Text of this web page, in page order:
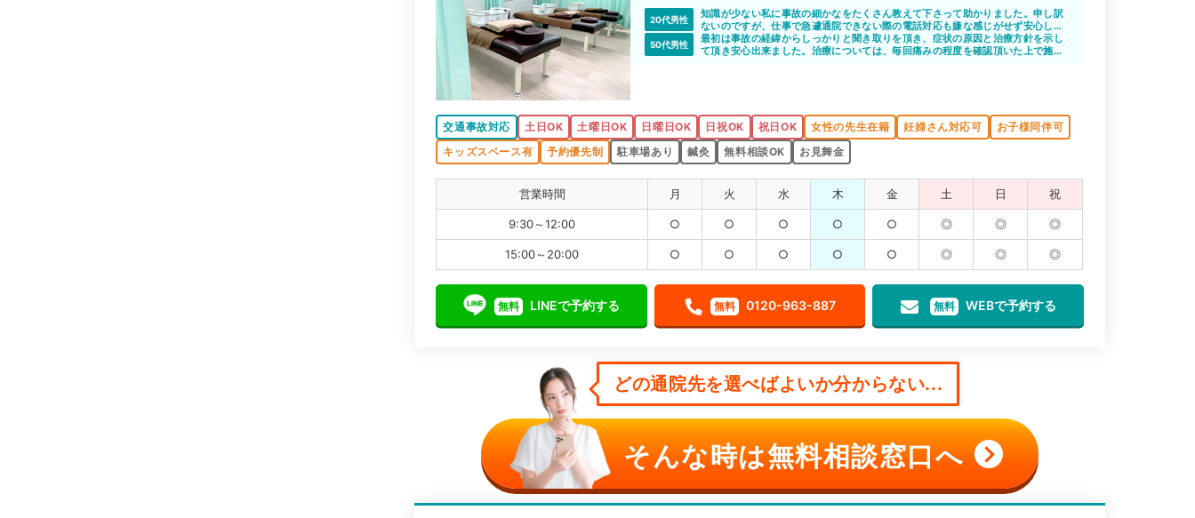
20代男性
知識が少ない私に事故の細かなをたくさん教えて下さって助かりました。申し訳
ないのですが、仕事で急遽通院できない際の電話対応も嫌な感じがせず安心しま
した。いつも暖かい毛布をかけて下さって、マッサージで痛みもですが、安心し
て寝てしまう事が多く事故でのストレスも緩和されてます。
50代男性
最初は事故の経緯からしっかりと聞き取りを頂き、症状の原因と治療方針を示し
て頂き安心出来ました。治療については、毎回痛みの程度を確認頂いた上で施術
交通事故対応 土日OK 土曜日OK 日曜日OK 日祝OK 祝日OK 女性の先生在籍 妊婦さん対応可
お子様同伴可
キッズスペース有
予約優先制 駐車場あり 鍼灸 無料相談OK お見舞金
営業時間 月 火 水 木 金 土 日 祝
9:30～12:00 ○ ○ ○ ○ ○ ◎ ◎ ◎
15:00～20:00 ○ ○ ○ ○ ○ ◎ ◎ ◎
無料 LINEで予約する 無料 0120-963-887 無料 WEBで予約する
どの通院先を選べばよいか分からない...
そんな時は無料相談窓口へ